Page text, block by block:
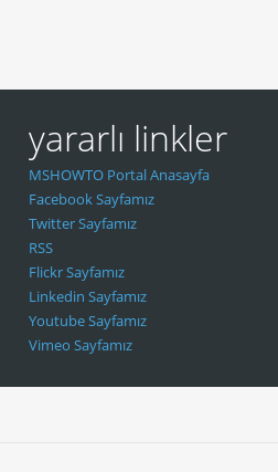
yararlı linkler
MSHOWTO Portal Anasayfa
Facebook Sayfamız
Twitter Sayfamız
RSS
Flickr Sayfamız
Linkedin Sayfamız
Youtube Sayfamız
Vimeo Sayfamız